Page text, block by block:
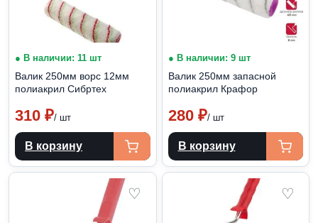
● В наличии: 11 шт
Валик 250мм ворс 12мм
полиакрил Сибртех
310 ₽/ шт
В корзину
● В наличии: 9 шт
Валик 250мм запасной
полиакрил Крафор
280 ₽/ шт
В корзину
♡ ♡